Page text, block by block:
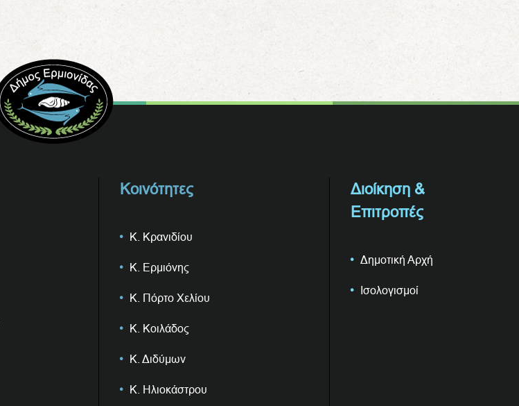
Κοινότητες
Κ. Κρανιδίου
Κ. Ερμιόνης
Κ. Πόρτο Χελίου
Κ. Κοιλάδος
Κ. Διδύμων
Κ. Ηλιοκάστρου
Διοίκηση &
Επιτροπές
Δημοτική Αρχή
Ισολογισμοί